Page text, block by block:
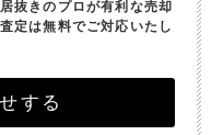
居抜きのプロが有利な売却
定は無料でご対応いたし
する